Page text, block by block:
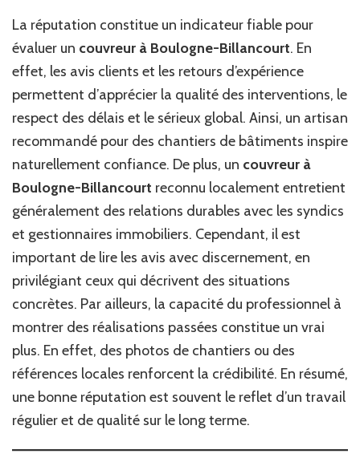
La réputation constitue un indicateur fiable pour
évaluer un couvreur à Boulogne-Billancourt. En
effet, les avis clients et les retours d’expérience
permettent d’apprécier la qualité des interventions, le
respect des délais et le sérieux global. Ainsi, un artisan
recommandé pour des chantiers de bâtiments inspire
naturellement confiance. De plus, un couvreur à
Boulogne-Billancourt reconnu localement entretient
généralement des relations durables avec les syndics
et gestionnaires immobiliers. Cependant, il est
important de lire les avis avec discernement, en
privilégiant ceux qui décrivent des situations
concrètes. Par ailleurs, la capacité du professionnel à
montrer des réalisations passées constitue un vrai
plus. En effet, des photos de chantiers ou des
références locales renforcent la crédibilité. En résumé,
une bonne réputation est souvent le reflet d’un travail
régulier et de qualité sur le long terme.